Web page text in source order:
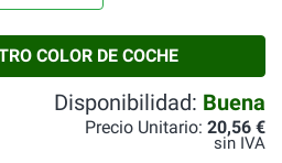
COLOR DE COCHE
Disponibilidad: Buena
Precio Unitario: 20,56 €
sin IVA